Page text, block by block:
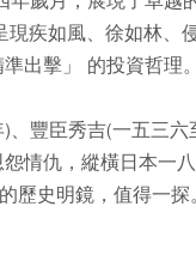
疾如風、徐如林、
出擊」 的投資哲理。
豐臣秀吉(一五三
情仇，縱橫日本一
歷史明鏡，值得一探